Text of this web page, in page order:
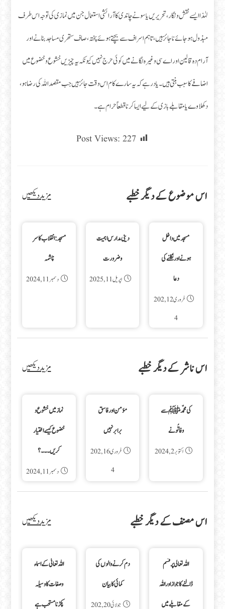
لہٰذا ایسے نقش و نگار، تحریریں یا سونے چاندی کا آرائشی استعمال جن میں نمازی کی توجہ اس طرف
مبذول ہو جائے ناجائز ہیں، تاہم اسراف سے بچتے ہوئے پختہ، صاف ستھری مساجد بنانے اور
آرام دہ قالین اور اے سی وغیرہ لگانے میں کوئی حرج نہیں کیونکہ یہ چیزیں خشوع و خضوع میں
اضافے کا سبب بنتی ہیں۔ یاد رہے کہ یہ سارے کام اس وقت جائز ہیں جب مقصد اللہ کی رضا ہو،
دکھلاوے یا مقابلے بازی کے لیے ایسا کرنا قطعاً حرام ہے۔
Post Views: 227
اس موضوع کے دیگر خطبے مزید دیکھیں
مسجد میں داخل
ہونے اور نکلنے کی
دعا
فروری 12, 202
4
دینی مدارس اہمیت
وضرورت
اپریل 11, 2025
مسجد: انقلاب کا سر
چشمہ
دسمبر 11, 2024
اس ناشر کے دیگر خطبے مزید دیکھیں
کی محمّدﷺسے
وفا تُو نے
اکتوبر 2, 2024
مؤمن اور فاسق
برابر نہیں
فروری 16, 202
4
نماز میں خشوع و
خضوع کیسے اختیار
کریں۔۔۔؟
دسمبر 11, 2024
اس مصنف کے دیگر خطبے مزید دیکھیں
اللہ تعالی پر قسم
ڈالنے کا جواز اور اللہ
کے مقابلے میں
دم کرنے والوں کی
کمائی کا بیان
جولائی 20, 202
اللہ تعالیٰ کے اسماء
وصفات کا وسیلہ
پکڑنا مستحب ہے